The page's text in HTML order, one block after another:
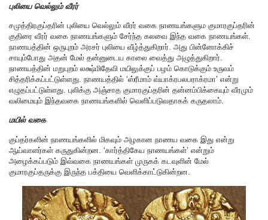
புலியை வெல்லும் வீரர்
சமுத்திரகுப்தரின் புலியை வெல்லும் வீரர் வகை நாணயங்களும குமாரகுப்தரின்
குதிரை வீரர் வகை நாணயங்களும் சேர்ந்த கலவை இந்த வகை நாணயங்கள்.
நாணயத்தின் ஒருபுறம் அரசர் புலியை வீழ்த்துகிறார். அது பின்னோக்கிச்
சாயும்போது அதன் மேல் தன்னுடைய காலை வைத்து அழுத்துகிறார்.
நாணயத்தின் மறுபுறம் லக்ஷ்மிதேவி மயிலுக்குப் பழம் கொடுக்கும் உருவம்
சித்தரிக்கப்பட்டுள்ளது. நாணயத்தில் ‘ஸ்ரீமாம் வ்யாக்ரபலபராக்ரமா’ என்று
எழுதப்பட்டுள்ளது. புலிக்கு அஞ்சாத குமாரகுப்தரின் தன்னம்பிக்கையும் வீரமும்
வலிமையும் இந்தவகை நாணயங்களில் வெளிப்படுவதாகக் கருதலாம்.
மயில் வகை
குப்தர்களின் நாணயங்களில் மிகவும் அழகான நாணய வகை இது என்று
ஆய்வாளர்கள் கருதுகின்றன. ‘கார்த்திகேய நாணயங்கள்’ என்றும்
அழைக்கப்படும் இவ்வகை நாணயங்கள் முருகக் கடவுளின் மேல்
குமாரகுப்தருக்கு இருந்த பக்தியை வெளிக்காட்டுகின்றன.